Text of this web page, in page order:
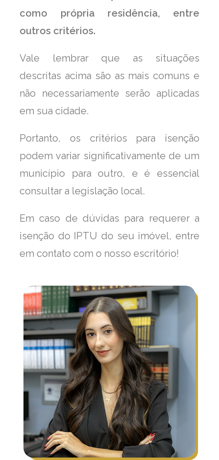
como própria residência, entre
outros critérios.
Vale lembrar que as situações
descritas acima são as mais comuns e
não necessariamente serão aplicadas
em sua cidade.
Portanto, os critérios para isenção
podem variar significativamente de um
município para outro, e é essencial
consultar a legislação local.
Em caso de dúvidas para requerer a
isenção do IPTU do seu imóvel, entre
em contato com o nosso escritório!